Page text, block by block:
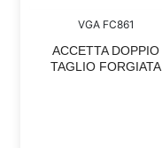
VGA FC861
ACCETTA DOPPIO
TAGLIO FORGIATA